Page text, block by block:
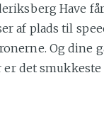
Have
af plads til
Og dine
er det smukkeste